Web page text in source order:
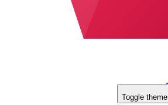
Toggle theme